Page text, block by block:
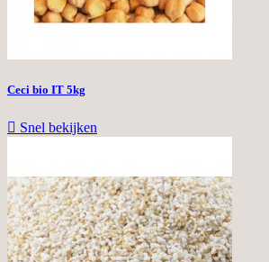
Ceci bio IT 5kg
 Snel bekijken